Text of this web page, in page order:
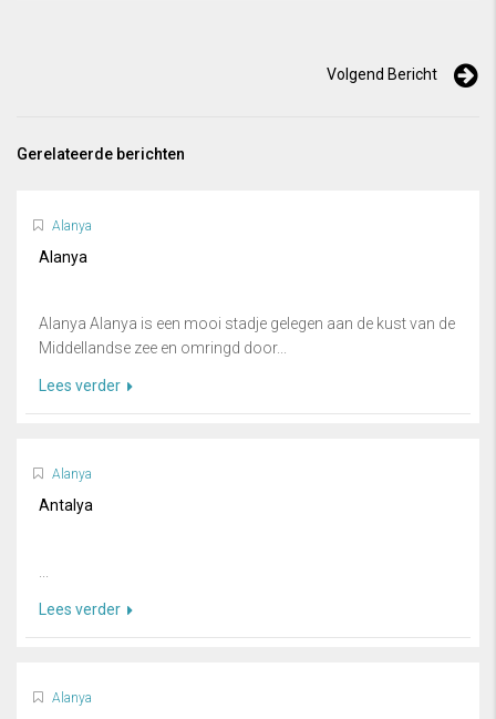
Volgend Bericht
Gerelateerde berichten
Alanya
Alanya
Alanya Alanya is een mooi stadje gelegen aan de kust van de
Middellandse zee en omringd door...
Lees verder
Alanya
Antalya
Lees verder
Alanya